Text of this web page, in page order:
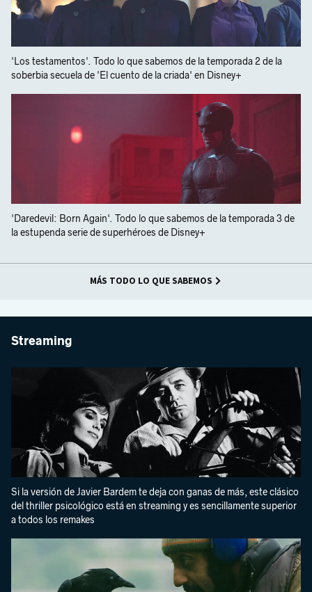
'Los testamentos'. Todo lo que sabemos de la temporada 2 de la
soberbia secuela de 'El cuento de la criada' en Disney+
'Daredevil: Born Again'. Todo lo que sabemos de la temporada 3 de
la estupenda serie de superhéroes de Disney+
MÁS TODO LO QUE SABEMOS
Streaming
Si la versión de Javier Bardem te deja con ganas de más, este clásico
del thriller psicológico está en streaming y es sencillamente superior
a todos los remakes